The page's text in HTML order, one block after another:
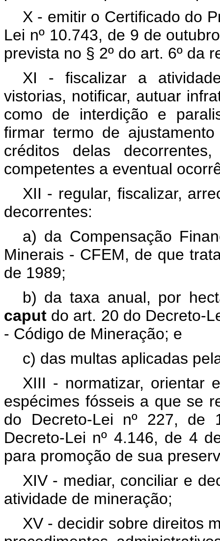
X - emitir o Certificado do
Lei nº 10.743, de 9 de
prevista no § 2º do art. 6º da
XI - fiscalizar a
vistorias, notificar, autuar
como de interdição e
firmar termo de
créditos delas
competentes a eventual
XII - regular, fiscalizar,
decorrentes:
a) da Compensação
Minerais - CFEM, de que
de 1989;
b) da taxa anual, por
caput do art. 20 do Decreto-
- Código de Mineração; e
c) das multas aplicadas
XIII - normatizar, orientar
espécimes fósseis a que se
do Decreto-Lei nº 227, de
Decreto-Lei nº 4.146, de 4
para promoção de sua
XIV - mediar, conciliar e
atividade de mineração;
XV - decidir sobre direitos